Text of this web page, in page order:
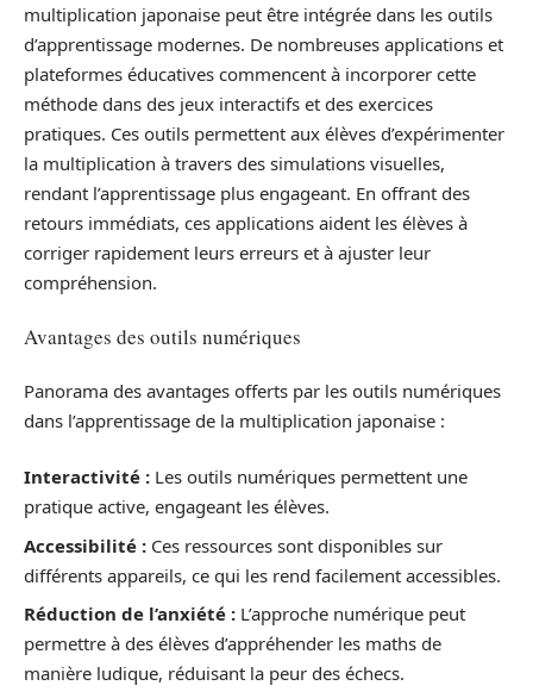
multiplication japonaise peut être intégrée dans les outils
d’apprentissage modernes. De nombreuses applications et
plateformes éducatives commencent à incorporer cette
méthode dans des jeux interactifs et des exercices
pratiques. Ces outils permettent aux élèves d’expérimenter
la multiplication à travers des simulations visuelles,
rendant l’apprentissage plus engageant. En offrant des
retours immédiats, ces applications aident les élèves à
corriger rapidement leurs erreurs et à ajuster leur
compréhension.
Avantages des outils numériques
Panorama des avantages offerts par les outils numériques
dans l’apprentissage de la multiplication japonaise :
Interactivité : Les outils numériques permettent une
pratique active, engageant les élèves.
Accessibilité : Ces ressources sont disponibles sur
différents appareils, ce qui les rend facilement accessibles.
Réduction de l’anxiété : L’approche numérique peut
permettre à des élèves d’appréhender les maths de
manière ludique, réduisant la peur des échecs.